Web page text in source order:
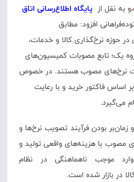
،و به نقل از پایگاه اطلاع‌رسانی اتاق
افزود: مطابق
در حوزه نرخ‌گذاری کالا و خدمات،
یک؛ تابع مصوبات کمیسیون‌های
نرخ‌های مصوب هستند. در خصوص
اساس فاکتور خرید و با رعایت
می‌گیرد.
بودن فرآیند تصویب نرخ‌ها و
مصوب با هزینه‌های واقعی تولید و
موجب ناهماهنگی در نظام
در بازار شده است.